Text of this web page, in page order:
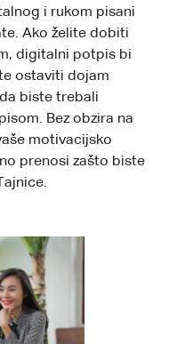
i rukom pisani
Ako želite dobiti
digitalni potpis bi
ostaviti dojam
biste trebali
Bez obzira na
motivacijsko
prenosi zašto biste